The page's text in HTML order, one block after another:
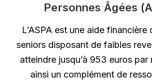
Personnes Âgées
L’ASPA est une aide financière
seniors disposant de faibles
atteindre jusqu’à 953 euros
ainsi un complément de